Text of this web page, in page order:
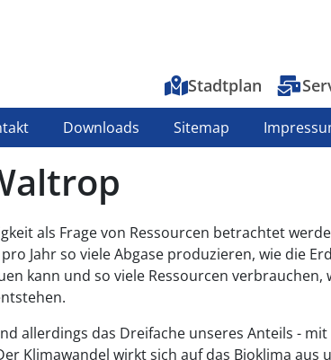
Top-Menu
Stadtplan
Downloads Sitemap
als Frage von Ressourcen betrachtet
Jahr so viele Abgase produzieren, wie die
kann und so viele Ressourcen verbrauchen,
allerdings das Dreifache unseres Anteils -
Klimawandel wirkt sich auf das Bioklima aus